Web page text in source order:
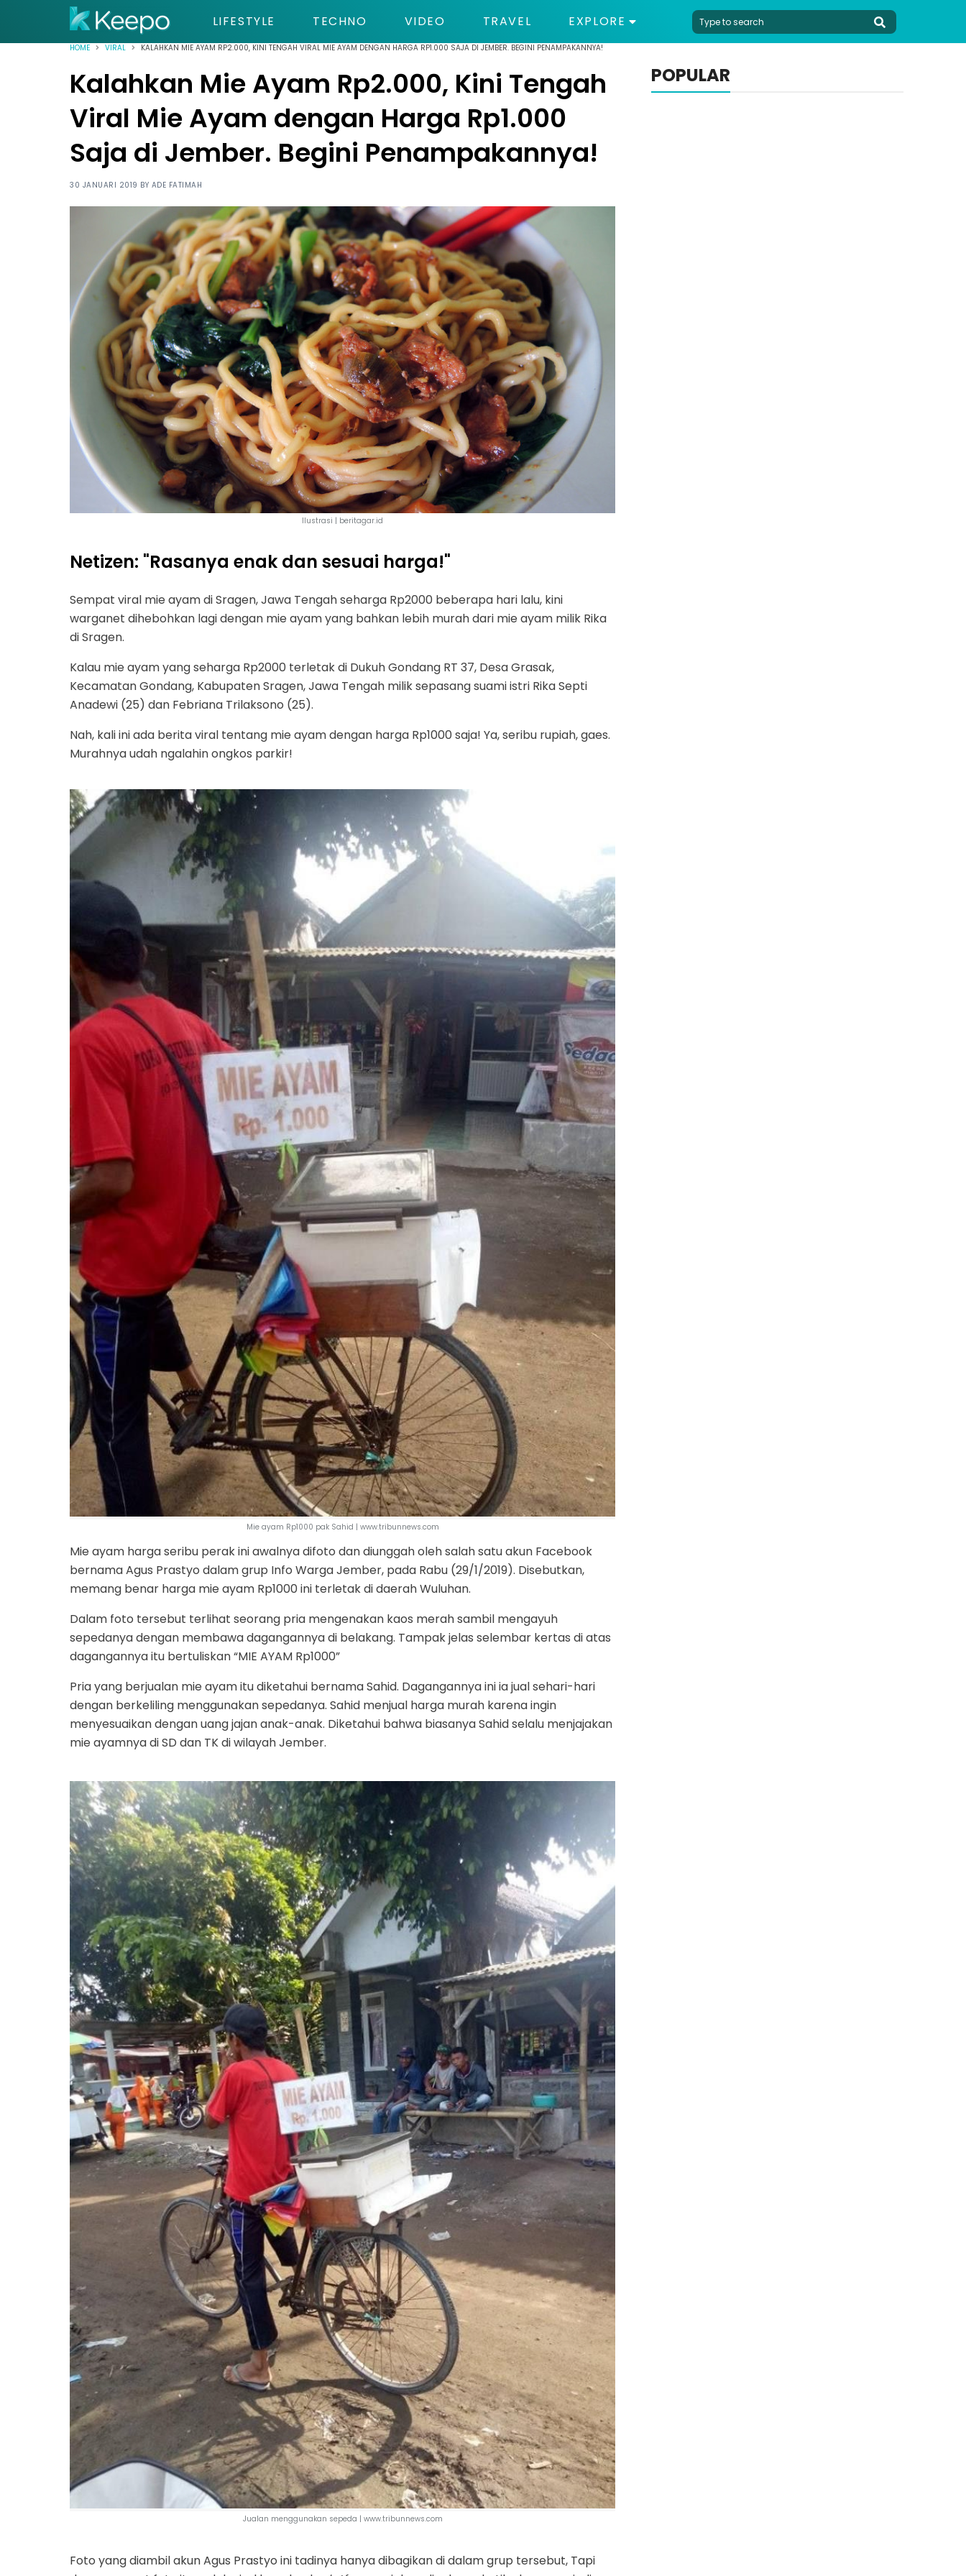
LIFESTYLE TECHNO VIDEO TRAVEL EXPLORE
HOME VIRAL KALAHKAN MIE AYAM RP2.000, KINI TENGAH VIRAL MIE AYAM DENGAN HARGA RP1.000 SAJA DI JEMBER. BEGINI PENAMPAKANNYA!
Kalahkan Mie Ayam Rp2.000, Kini Tengah
Viral Mie Ayam dengan Harga Rp1.000
Saja di Jember. Begini Penampakannya!
30 JANUARI 2019 BY ADE FATIMAH
Ilustrasi | beritagar.id
Netizen: "Rasanya enak dan sesuai harga!"
Sempat viral mie ayam di Sragen, Jawa Tengah seharga Rp2000 beberapa hari lalu, kini
warganet dihebohkan lagi dengan mie ayam yang bahkan lebih murah dari mie ayam milik Rika
di Sragen.
Kalau mie ayam yang seharga Rp2000 terletak di Dukuh Gondang RT 37, Desa Grasak,
Kecamatan Gondang, Kabupaten Sragen, Jawa Tengah milik sepasang suami istri Rika Septi
Anadewi (25) dan Febriana Trilaksono (25).
Nah, kali ini ada berita viral tentang mie ayam dengan harga Rp1000 saja! Ya, seribu rupiah, gaes.
Murahnya udah ngalahin ongkos parkir!
Mie ayam Rp1000 pak Sahid | www.tribunnews.com
Mie ayam harga seribu perak ini awalnya difoto dan diunggah oleh salah satu akun Facebook
bernama Agus Prastyo dalam grup Info Warga Jember, pada Rabu (29/1/2019). Disebutkan,
memang benar harga mie ayam Rp1000 ini terletak di daerah Wuluhan.
Dalam foto tersebut terlihat seorang pria mengenakan kaos merah sambil mengayuh
sepedanya dengan membawa dagangannya di belakang. Tampak jelas selembar kertas di atas
dagangannya itu bertuliskan “MIE AYAM Rp1000”
Pria yang berjualan mie ayam itu diketahui bernama Sahid. Dagangannya ini ia jual sehari-hari
dengan berkeliling menggunakan sepedanya. Sahid menjual harga murah karena ingin
menyesuaikan dengan uang jajan anak-anak. Diketahui bahwa biasanya Sahid selalu menjajakan
mie ayamnya di SD dan TK di wilayah Jember.
Jualan menggunakan sepeda | www.tribunnews.com
Foto yang diambil akun Agus Prastyo ini tadinya hanya dibagikan di dalam grup tersebut, Tapi
POPULAR